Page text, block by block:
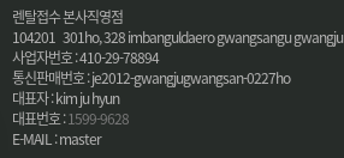
렌탈접수 본사직영점
104201 301ho, 328 imbanguldaero gwangsangu gwangju
사업자번호 : 410-29-78894
통신판매번호 : je2012-gwangjugwangsan-0227ho
대표자 : kim ju hyun
대표번호 :1599-9628
E-MAIL : master